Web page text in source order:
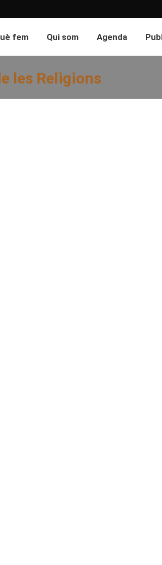
fem Qui som Agenda
les Religions